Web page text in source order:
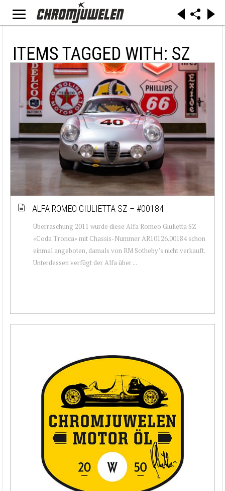
ITEMS TAGGED WITH: SZ
ALFA ROMEO GIULIETTA SZ – #00184
Überraschung 2011 wurde diese Alfa Romeo Giulietta SZ
«Coda Tronca» mit Chassis-Nummer AR10126.00184 schon
einmal angeboten, damals von RM Sotheby’s nicht verkauft.
Unterdessen verfügt der Alfa über ...